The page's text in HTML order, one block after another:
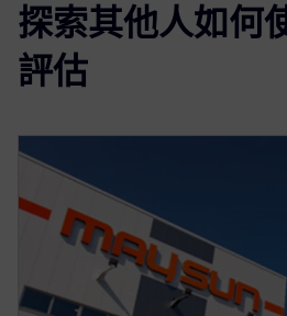
探索其他人如何
評估